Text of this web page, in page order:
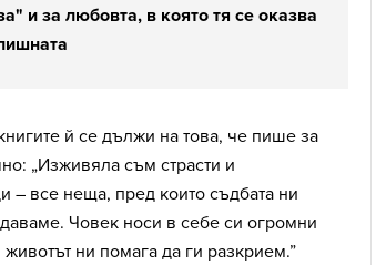
и за любовта, в която тя се оказва
й се дължи на това, че пише за
„Изживяла съм страсти и
– все неща, пред които съдбата ни
Човек носи в себе си огромни
ни помага да ги разкрием.”